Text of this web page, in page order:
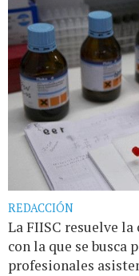
REDACCIÓN
La FIISC resuelve
con la que se busca
profesionales